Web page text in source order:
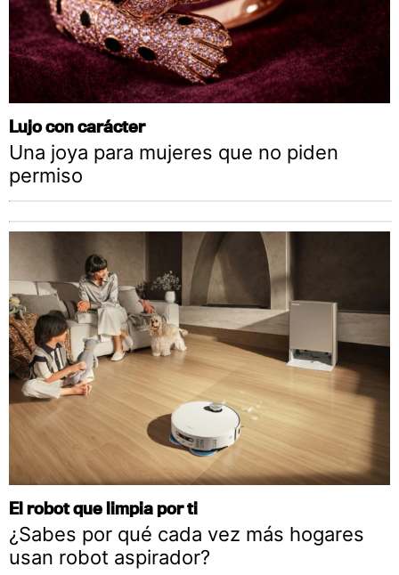
Lujo con carácter
Una joya para mujeres que no piden
permiso
El robot que limpia por ti
¿Sabes por qué cada vez más hogares
usan robot aspirador?